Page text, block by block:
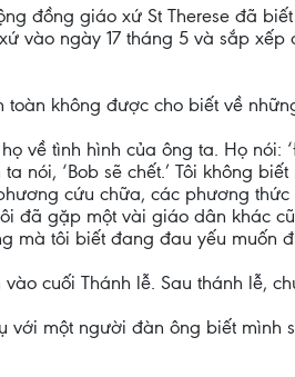
đồng giáo xứ St Therese đã
vào ngày 17 tháng 5 và sắp
không được cho biết về
về tình hình của ông ta. Họ nói:
nói, ‘Bob sẽ chết.’ Tôi không
cứu chữa, các phương
đã gặp một vài giáo dân khác
mà tôi biết đang đau yếu muốn
cuối Thánh lễ. Sau thánh lễ,
với một người đàn ông biết